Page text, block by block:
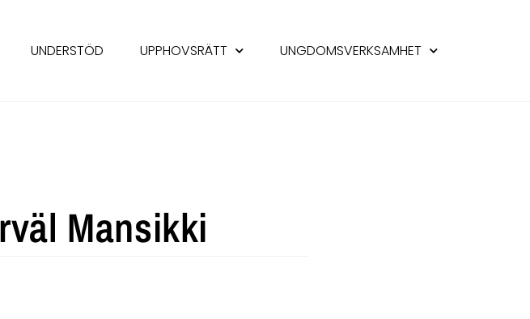
UNDERSTÖD UPPHOVSRÄTT UNGDOMSVERKSAMHET
Mansikki